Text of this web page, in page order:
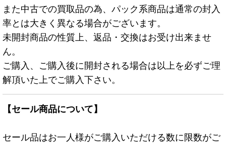
また中古での買取品の為、パック系商品は通常の封入
率とは大きく異なる場合がございます。
未開封商品の性質上、返品・交換はお受け出来ませ
ん。
ご購入、ご購入後に開封される場合は以上を必ずご理
解頂いた上でご購入下さい。
【セール商品について】
セール品はお一人様がご購入いただける数に限数がご